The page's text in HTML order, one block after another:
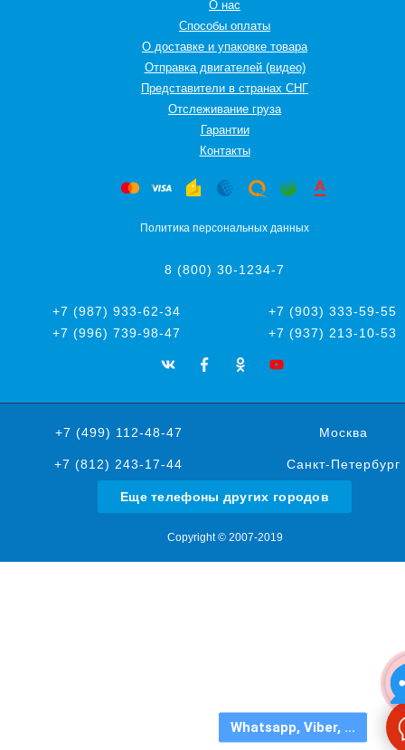
Whatsapp, Viber, ...
О нас
Способы оплаты
О доставке и упаковке товара
Отправка двигателей (видео)
Представители в странах СНГ
Oтслеживание груза
Гарантии
Контакты
Политика персональных данных
8 (800) 30-1234-7
+7 (987) 933-62-34
+7 (903) 333-59-55
+7 (996) 739-98-47
+7 (937) 213-10-53
+7 (499) 112-48-47 Москва
+7 (812) 243-17-44 Санкт-Петербург
Еще телефоны других городов
Copyright © 2007-2019